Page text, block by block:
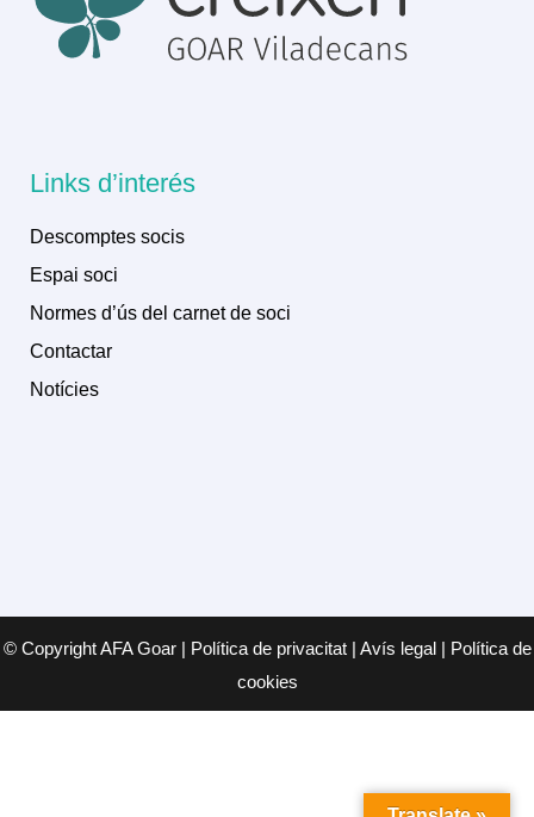
Links d’interés
Descomptes socis
Espai soci
Normes d’ús del carnet de soci
Contactar
Notícies
© Copyright AFA Goar | Política de privacitat | Avís legal | Política de
cookies